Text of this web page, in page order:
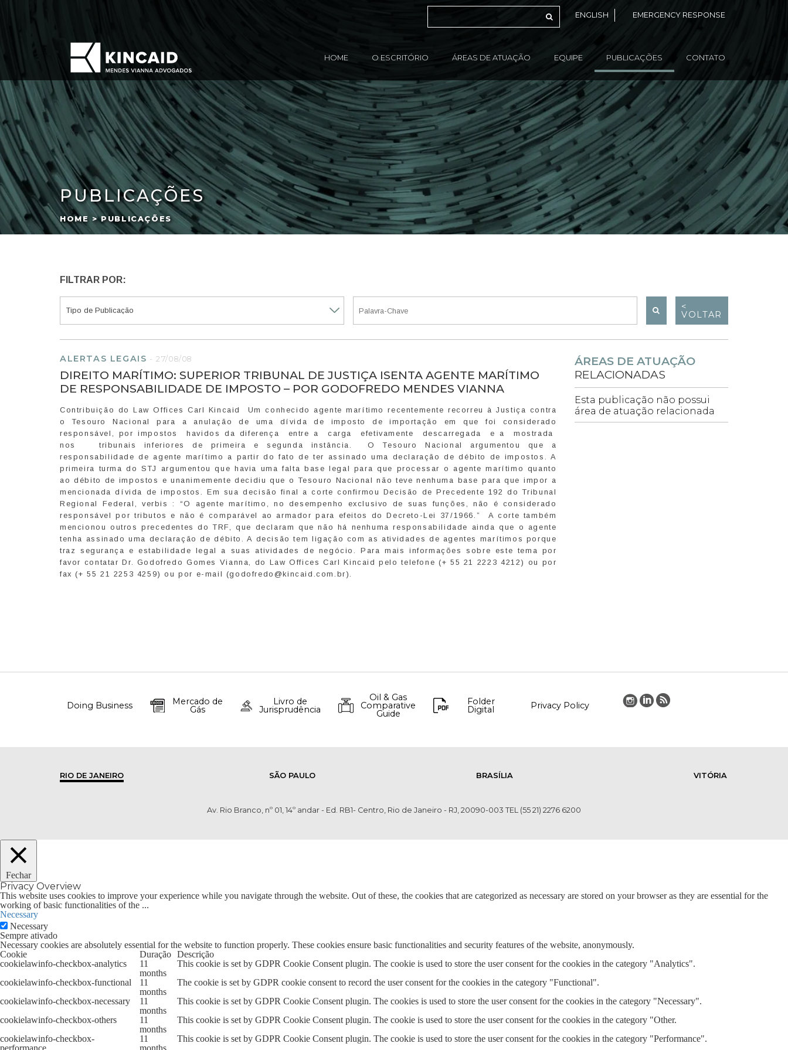
ENGLISH EMERGENCY RESPONSE
HOME O ESCRITÓRIO ÁREAS DE ATUAÇÃO EQUIPE PUBLICAÇÕES CONTATO
PUBLICAÇÕES
HOME > PUBLICAÇÕES
FILTRAR POR:
<
VOLTAR
ALERTAS LEGAIS -27/08/08
DIREITO MARÍTIMO: SUPERIOR TRIBUNAL DE JUSTIÇA ISENTA AGENTE MARÍTIMO
DE RESPONSABILIDADE DE IMPOSTO – POR GODOFREDO MENDES VIANNA
Contribuição do Law Offices Carl Kincaid Um conhecido agente marítimo recentemente recorreu à Justiça contra
o Tesouro Nacional para a anulação de uma dívida de imposto de importação em que foi considerado
responsável, por impostos havidos da diferença entre a carga efetivamente descarregada e a mostrada
nos tribunais inferiores de primeira e segunda instância. O Tesouro Nacional argumentou que a
responsabilidade de agente marítimo a partir do fato de ter assinado uma declaração de débito de impostos. A
primeira turma do STJ argumentou que havia uma falta base legal para que processar o agente marítimo quanto
ao débito de impostos e unanimemente decidiu que o Tesouro Nacional não teve nenhuma base para que impor a
mencionada dívida de impostos. Em sua decisão final a corte confirmou Decisão de Precedente 192 do Tribunal
Regional Federal, verbis : “O agente marítimo, no desempenho exclusivo de suas funções, não é considerado
responsável por tributos e não é comparável ao armador para efeitos do Decreto-Lei 37/1966.” A corte também
mencionou outros precedentes do TRF, que declaram que não há nenhuma responsabilidade ainda que o agente
tenha assinado uma declaração de débito. A decisão tem ligação com as atividades de agentes marítimos porque
traz segurança e estabilidade legal a suas atividades de negócio. Para mais informações sobre este tema por
favor contatar Dr. Godofredo Gomes Vianna, do Law Offices Carl Kincaid pelo telefone (+ 55 21 2223 4212) ou por
fax (+ 55 21 2253 4259) ou por e-mail (godofredo@kincaid.com.br).
ÁREAS DE ATUAÇÃO
RELACIONADAS
Esta publicação não possui
área de atuação relacionada
Doing Business Mercado de
Gás
Livro de
Jurisprudência
Oil & Gas
Comparative
Guide
Folder
Digital Privacy Policy
RIO DE JANEIRO SÃO PAULO BRASÍLIA VITÓRIA
Av. Rio Branco, nº 01, 14º andar - Ed. RB1- Centro, Rio de Janeiro - RJ, 20090-003 TEL (55 21) 2276 6200
Fechar
Privacy Overview
This website uses cookies to improve your experience while you navigate through the website. Out of these, the cookies that are categorized as necessary are stored on your browser as they are essential for the
working of basic functionalities of the ...
Necessary
Necessary
Sempre ativado
Necessary cookies are absolutely essential for the website to function properly. These cookies ensure basic functionalities and security features of the website, anonymously.
Cookie
Duração Descrição
cookielawinfo-checkbox-analytics
11
months
This cookie is set by GDPR Cookie Consent plugin. The cookie is used to store the user consent for the cookies in the category "Analytics".
cookielawinfo-checkbox-functional
11
months
The cookie is set by GDPR cookie consent to record the user consent for the cookies in the category "Functional".
cookielawinfo-checkbox-necessary
11
months
This cookie is set by GDPR Cookie Consent plugin. The cookies is used to store the user consent for the cookies in the category "Necessary".
cookielawinfo-checkbox-others
11
months
This cookie is set by GDPR Cookie Consent plugin. The cookie is used to store the user consent for the cookies in the category "Other.
cookielawinfo-checkbox-
11
This cookie is set by GDPR Cookie Consent plugin. The cookie is used to store the user consent for the cookies in the category "Performance".